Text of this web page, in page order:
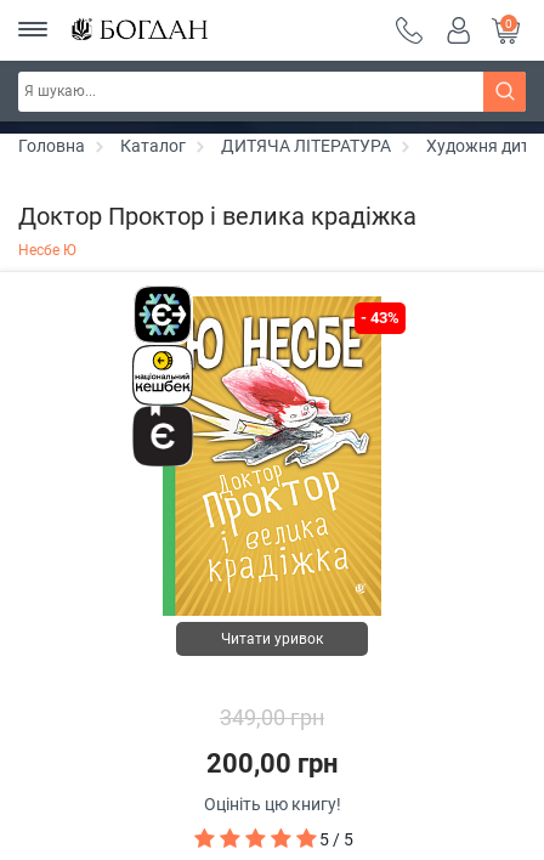
РОЗПРОДАЖ ~ 150 грн ~ 200 грн ~ 250 грн ~
300 грн ~ РОЗПРОДАЖ
Дізнатись більше
0
Головна Каталог ДИТЯЧА ЛІТЕРАТУРА Художня
Доктор Проктор і велика крадіжка
Несбе Ю
- 43%
Читати уривок
349,00 грн
200,00 грн
Оцініть цю книгу!
5 / 5